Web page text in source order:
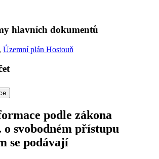
hlavních dokumentů
, Územní plán Hostouň
podle zákona
o svobodném přístupu
se podávají